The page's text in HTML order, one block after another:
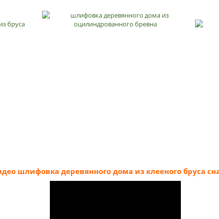
шлифовка деревянного дома из клееного бруса